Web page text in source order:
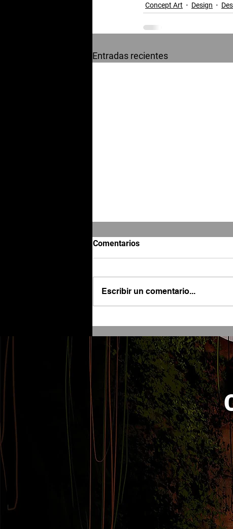
Concept Art Design
Entradas recientes
Comentarios
Escribir un comentario...